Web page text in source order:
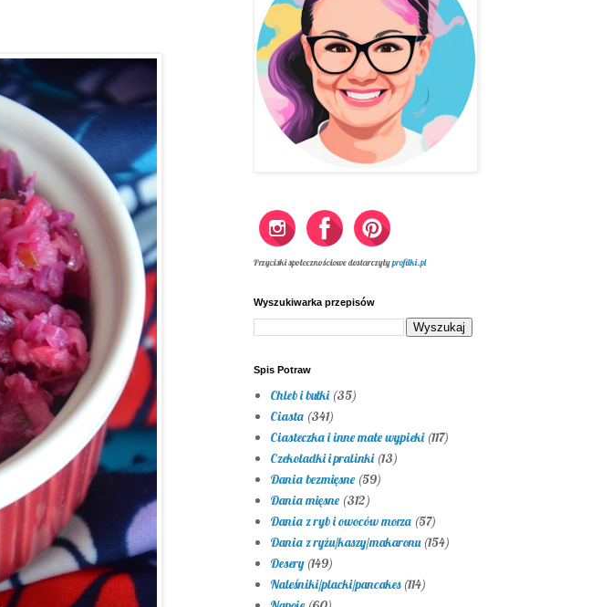
Przyciski społecznościowe dostarczyłyprofilki.pl
Wyszukiwarka przepisów
Spis Potraw
Chleb i bułki (35)
Ciasta (341)
Ciasteczka i inne małe wypieki (117)
Czekoladki i pralinki (13)
Dania bezmięsne (59)
Dania mięsne (312)
Dania z ryb i owoców morza (57)
Dania z ryżu/kaszy/makaronu (154)
Desery (149)
Naleśniki/placki/pancakes (114)